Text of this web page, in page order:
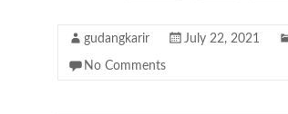
gudangkarir July 22, 2021
No Comments